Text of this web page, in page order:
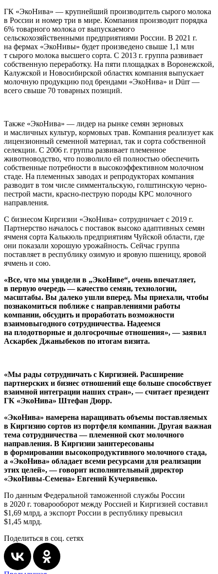
ГК «ЭкоНива» — крупнейший производитель сырого молока
в России и номер три в мире. Компания производит порядка
6% товарного молока от выпускаемого
сельскохозяйственными предприятиями России. В 2021 г.
на фермах «ЭкоНивы» будет произведено свыше 1,1 млн
т сырого молока высшего сорта. С 2013 г. группа развивает
собственную переработку. На пяти площадках в Воронежской,
Калужской и Новосибирской областях компания выпускает
молочную продукцию под брендами «ЭкоНива» и Dürr —
всего свыше 70 товарных позиций.
Также «ЭкоНива» — лидер на рынке семян зерновых
и масличных культур, кормовых трав. Компания реализует как
лицензионный семенной материал, так и сорта собственной
селекции. С 2006 г. группа развивает племенное
животноводство, что позволило ей полностью обеспечить
собственные потребности в высокоэффективном молочном
стаде. На племенных заводах и репродукторах компания
разводит в том числе симментальскую, голштинскую черно-
пестрой масти, красно-пеструю породы КРС молочного
направления.
С бизнесом Киргизии «ЭкоНива» сотрудничает с 2019 г.
Партнерство началось с поставок высоко адаптивных семян
ячменя сорта Калькюль предприятиям Чуйской области, где
они показали хорошую урожайность. Сейчас группа
поставляет в республику озимую и яровую пшеницу, яровой
ячмень и сою.
«Все, что мы увидели в „ЭкоНиве“, очень впечатляет,
в первую очередь — качество семян, технологии,
масштабы. Вы далеко ушли вперед. Мы приехали, чтобы
познакомиться поближе с направлениями работы
компании, обсудить и проработать возможности
взаимовыгодного сотрудничества. Надеемся
на плодотворные и долгосрочные отношения», — заявил
Аскарбек Джаныбеков по итогам визита.
«Мы рады сотрудничать с Киргизией. Расширение
партнерских и бизнес отношений еще больше способствует
взаимной интеграции наших стран», — считает президент
ГК «ЭкоНива» Штефан Дюрр.
«ЭкоНива» намерена наращивать объемы поставляемых
в Киргизию сортов из портфеля компании. Другая важная
тема сотрудничества — племенной скот молочного
направления. В Киргизии заинтересованы
в формировании высокопродуктивного молочного стада,
а «ЭкоНива» обладает всеми ресурсами для реализации
этих целей», — говорит исполнительный директор
«ЭкоНивы-Семена» Евгений Кучерявенко.
По данным Федеральной таможенной службы России
в 2020 г. товарооборот между Россией и Киргизией составил
$1,69 млрд, а экспорт России в республику превысил
$1,45 млрд.
Поделиться в соц. сетях